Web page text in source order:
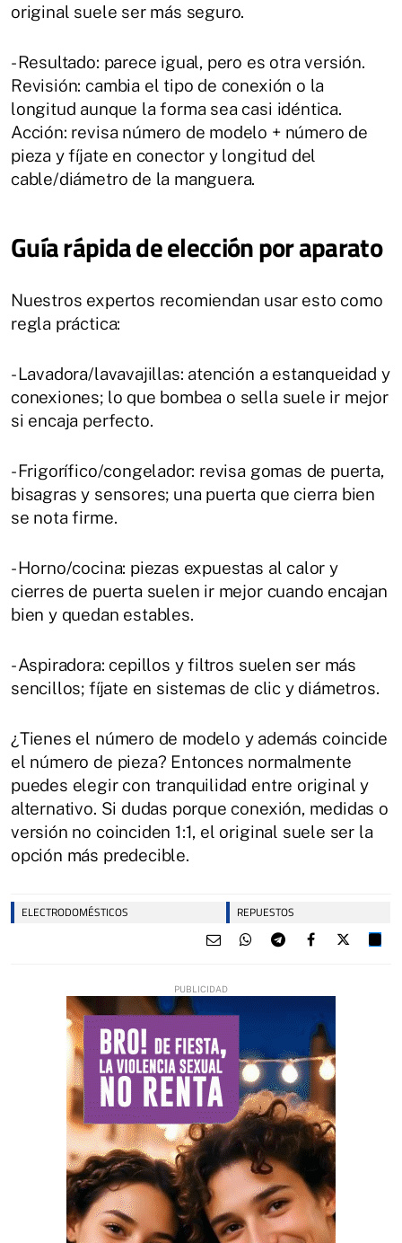
original suele ser más seguro.
- Resultado: parece igual, pero es otra versión.
Revisión: cambia el tipo de conexión o la
longitud aunque la forma sea casi idéntica.
Acción: revisa número de modelo + número de
pieza y fíjate en conector y longitud del
cable/diámetro de la manguera.
Guía rápida de elección por aparato
Nuestros expertos recomiendan usar esto como
regla práctica:
- Lavadora/lavavajillas: atención a estanqueidad y
conexiones; lo que bombea o sella suele ir mejor
si encaja perfecto.
- Frigorífico/congelador: revisa gomas de puerta,
bisagras y sensores; una puerta que cierra bien
se nota firme.
- Horno/cocina: piezas expuestas al calor y
cierres de puerta suelen ir mejor cuando encajan
bien y quedan estables.
- Aspiradora: cepillos y filtros suelen ser más
sencillos; fíjate en sistemas de clic y diámetros.
¿Tienes el número de modelo y además coincide
el número de pieza? Entonces normalmente
puedes elegir con tranquilidad entre original y
alternativo. Si dudas porque conexión, medidas o
versión no coinciden 1:1, el original suele ser la
opción más predecible.
ELECTRODOMÉSTICOS REPUESTOS